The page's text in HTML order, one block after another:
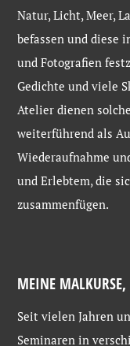
Natur, Licht, Meer,
befassen und diese
und Fotografien
Gedichte und viele
Atelier dienen
weiterführend als
Wiederaufnahme
und Erlebtem, die
zusammenfügen.
MEINE
Seit vielen Jahren
Seminaren in